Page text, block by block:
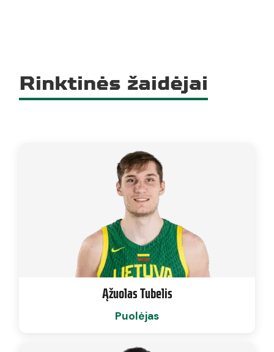
Rinktinės žaidėjai
Ąžuolas Tubelis
Puolėjas